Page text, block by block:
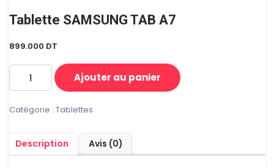
Tablette SAMSUNG TAB A7
899.000 DT
quantité
Tablette
TAB
A7
Ajouter au panier
Catégorie : Tablettes
Description Avis (0)